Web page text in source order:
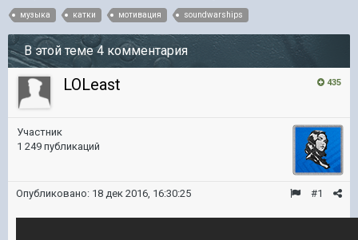
музыка катки мотивация soundwarships
В этой теме 4 комментария
435
LOLeast
Участник
1 249 публикаций
#1
Опубликовано: 18 дек 2016, 16:30:25